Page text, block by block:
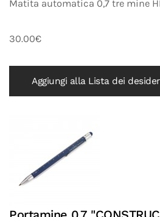
Matita automatica 0,7 tre mine
30.00€
Aggiungi alla Lista dei